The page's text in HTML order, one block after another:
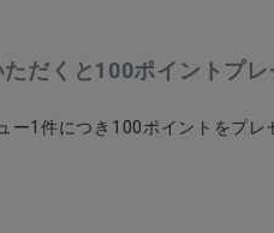
だくと100ポイントプレ
ー1件につき100ポイントをプレ